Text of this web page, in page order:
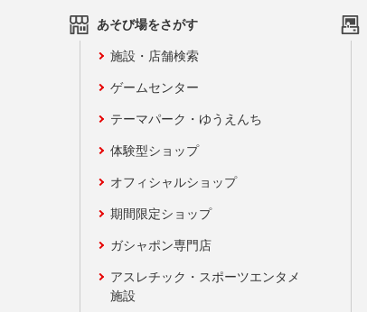
あそび場をさがす
施設・店舗検索
ゲームセンター
テーマパーク・ゆうえんち
体験型ショップ
オフィシャルショップ
期間限定ショップ
ガシャポン専門店
アスレチック・スポーツエンタメ
施設